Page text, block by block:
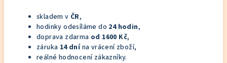
skladem v ČR,
hodinky odesíláme do 24 hodin,
doprava zdarma od 1600 Kč,
záruka 14 dnína vrácení zboží,
reálné hodnocení zákazníky.